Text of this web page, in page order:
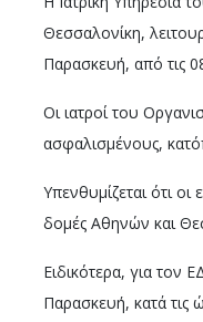
Θεσσαλονίκη,
Παρασκευή, από τις
Οι ιατροί του
ασφαλισμένους,
Υπενθυμίζεται ότι οι
δομές Αθηνών και
Ειδικότερα, για
Παρασκευή, κατά τις